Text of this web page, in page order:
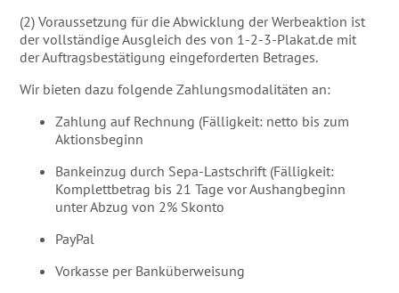
(2) Voraussetzung für die Abwicklung der Werbeaktion ist
der vollständige Ausgleich des von 1-2-3-Plakat.de mit
der Auftragsbestätigung eingeforderten Betrages.
Wir bieten dazu folgende Zahlungsmodalitäten an:
Zahlung auf Rechnung (Fälligkeit: netto bis zum
Aktionsbeginn
Bankeinzug durch Sepa-Lastschrift (Fälligkeit:
Komplettbetrag bis 21 Tage vor Aushangbeginn
unter Abzug von 2% Skonto
PayPal
Vorkasse per Banküberweisung